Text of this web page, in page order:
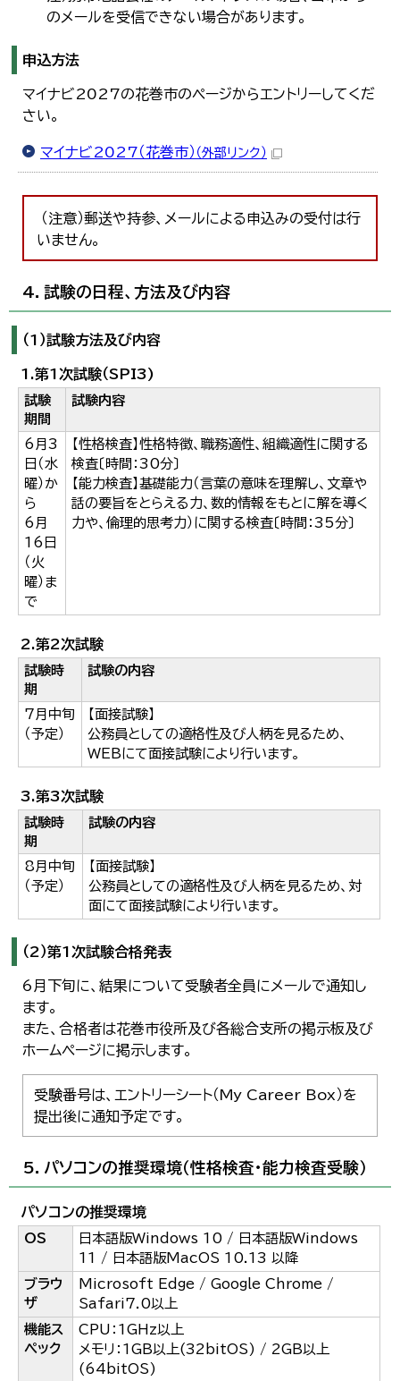
のメールを受信できない場合があります。
申込方法
マイナビ2027の花巻市のページからエントリーしてくだ
さい。
マイナビ2027（花巻市） （外部リンク）
（注意）郵送や持参、メールによる申込みの受付は行
いません。
4．試験の日程、方法及び内容
（1）試験方法及び内容
1.第1次試験（SPI3)
試験
期間
試験内容
6月3
日（水
曜）か
ら
6月
16日
（火
曜）ま
で
【性格検査】性格特徴、職務適性、組織適性に関する
検査〔時間：30分〕
【能力検査】基礎能力（言葉の意味を理解し、文章や
話の要旨をとらえる力、数的情報をもとに解を導く
力や、倫理的思考力）に関する検査〔時間：35分〕
2.第2次試験
試験時
期
試験の内容
7月中旬
（予定）
【面接試験】
公務員としての適格性及び人柄を見るため、
WEBにて面接試験により行います。
3.第3次試験
試験時
期
試験の内容
8月中旬
（予定）
【面接試験】
公務員としての適格性及び人柄を見るため、対
面にて面接試験により行います。
（2）第1次試験合格発表
6月下旬に、結果について受験者全員にメールで通知し
ます。
また、合格者は花巻市役所及び各総合支所の掲示板及び
ホームページに掲示します。
受験番号は、エントリーシート（My Career Box）を
提出後に通知予定です。
5．パソコンの推奨環境（性格検査・能力検査受験）
パソコンの推奨環境
OS
日本語版Windows 10 / 日本語版Windows
11 / 日本語版MacOS 10.13 以降
ブラウ
ザ
Microsoft Edge / Google Chrome /
Safari7.0以上
機能ス
ペック
CPU：1GHz以上
メモリ：1GB以上(32bitOS) / 2GB以上
(64bitOS)